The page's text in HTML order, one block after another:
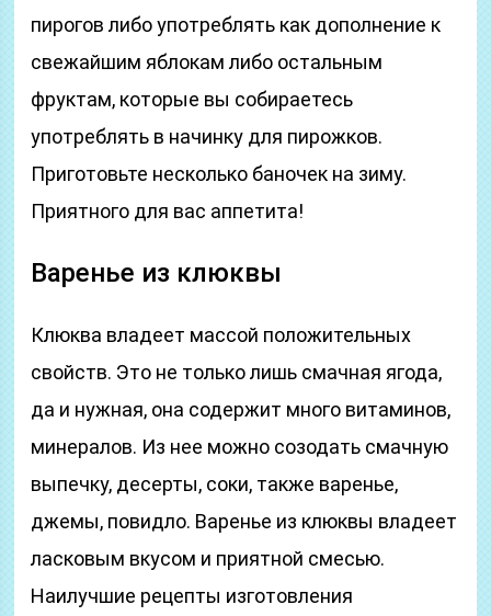
пирогов либо употреблять как дополнение к
свежайшим яблокам либо остальным
фруктам, которые вы собираетесь
употреблять в начинку для пирожков.
Приготовьте несколько баночек на зиму.
Приятного для вас аппетита!
Варенье из клюквы
Клюква владеет массой положительных
свойств. Это не только лишь смачная ягода,
да и нужная, она содержит много витаминов,
минералов. Из нее можно созодать смачную
выпечку, десерты, соки, также варенье,
джемы, повидло. Варенье из клюквы владеет
ласковым вкусом и приятной смесью.
Наилучшие рецепты изготовления